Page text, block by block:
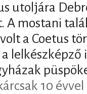
utoljára
A mostani
a Coetus
10